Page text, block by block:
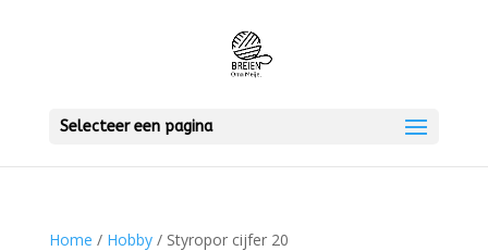
Selecteer een pagina
Home / Hobby/ Styropor cijfer 20